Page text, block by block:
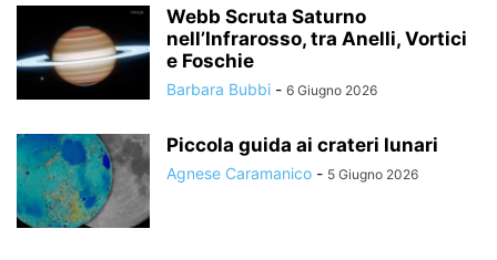
Webb Scruta Saturno
nell’Infrarosso, tra Anelli, Vortici
e Foschie
Barbara Bubbi - 6 Giugno 2026
Piccola guida ai crateri lunari
Agnese Caramanico - 5 Giugno 2026